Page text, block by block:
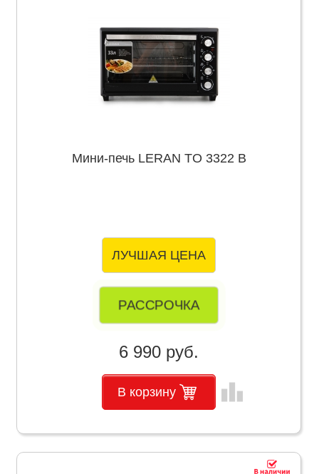
Мини-печь LERAN TO 3322 B
ЛУЧШАЯ ЦЕНА
РАССРОЧКА
6 990 руб.
В корзину leaderboard